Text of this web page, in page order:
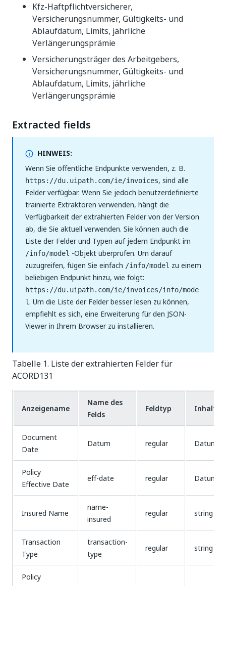
Kfz-Haftpflichtversicherer,
Versicherungsnummer, Gültigkeits- und
Ablaufdatum, Limits, jährliche
Verlängerungsprämie
Versicherungsträger des Arbeitgebers,
Versicherungsnummer, Gültigkeits- und
Ablaufdatum, Limits, jährliche
Verlängerungsprämie
Extracted fields
HINWEIS:
Wenn Sie öffentliche Endpunkte verwenden, z. B.
https://du.uipath.com/ie/invoices, sind alle
Felder verfügbar. Wenn Sie jedoch benutzerdefinierte
trainierte Extraktoren verwenden, hängt die
Verfügbarkeit der extrahierten Felder von der Version
ab, die Sie aktuell verwenden. Sie können auch die
Liste der Felder und Typen auf jedem Endpunkt im
/info/model -Objekt überprüfen. Um darauf
zuzugreifen, fügen Sie einfach /info/model zu einem
beliebigen Endpunkt hinzu, wie folgt:
https://du.uipath.com/ie/invoices/info/mode
l. Um die Liste der Felder besser lesen zu können,
empfiehlt es sich, eine Erweiterung für den JSON-
Viewer in Ihrem Browser zu installieren.
Tabelle 1. Liste der extrahierten Felder für
ACORD131
Anzeigename
Name des
Felds
Feldtyp
Document
Date
Datum regular Datum
Policy
Effective Date
eff-date regular Datum
Insured Name
name-
insured
regular string
Transaction
Type
transaction-
type
regular string
Policy